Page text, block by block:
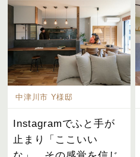
中津川市 Y様邸
Instagramでふと手が
止まり「ここいい